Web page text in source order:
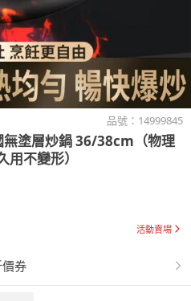
品號： 14999845
無塗層炒鍋 36/38cm（物理
不變形）
活動賣場
券